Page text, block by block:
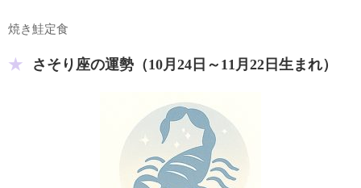
焼き鮭定食
さそり座の運勢（10月24日～11月22日生まれ）